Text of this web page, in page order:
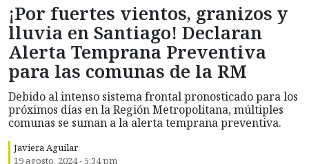
¡Por fuertes vientos, granizos y
lluvia en Santiago! Declaran
Alerta Temprana Preventiva
para las comunas de la RM
Debido al intenso sistema frontal pronosticado para los
próximos días en la Región Metropolitana, múltiples
comunas se suman a la alerta temprana preventiva.
Javiera Aguilar
19 agosto, 2024 - 5:34 pm